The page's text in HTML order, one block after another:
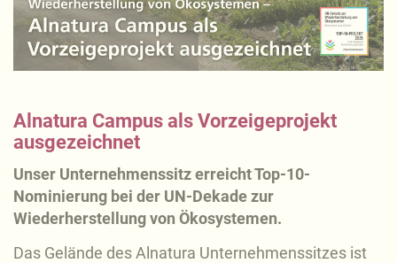
Alnatura Campus als Vorzeigeprojekt
ausgezeichnet
Unser Unternehmenssitz erreicht Top-10-
Nominierung bei der UN-Dekade zur
Wiederherstellung von Ökosystemen.
Das Gelände des Alnatura Unternehmenssitzes ist